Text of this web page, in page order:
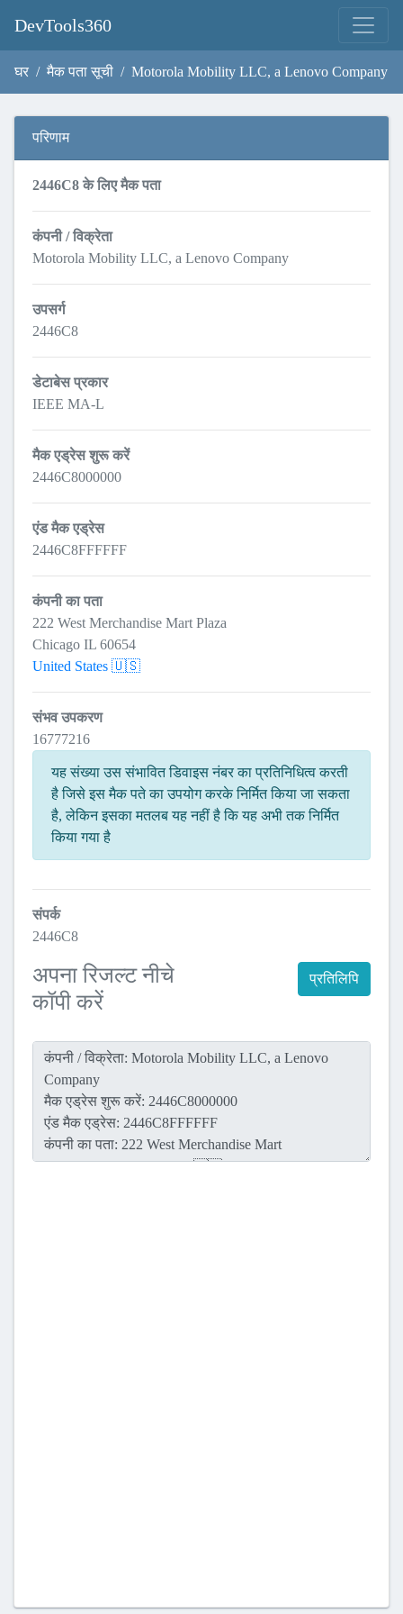
DevTools360
घर मैक पता सूची Motorola Mobility LLC, a Lenovo Company
परिणाम
2446C8 के लिए मैक पता
कंपनी / विक्रेता
Motorola Mobility LLC, a Lenovo Company
उपसर्ग
2446C8
डेटाबेस प्रकार
IEEE MA-L
मैक एड्रेस शुरू करें
2446C8000000
एंड मैक एड्रेस
2446C8FFFFFF
कंपनी का पता
222 West Merchandise Mart Plaza
Chicago IL 60654
United States 🇺🇸
संभव उपकरण
16777216
यह संख्या उस संभावित डिवाइस नंबर का प्रतिनिधित्व करती
है जिसे इस मैक पते का उपयोग करके निर्मित किया जा सकता
है, लेकिन इसका मतलब यह नहीं है कि यह अभी तक निर्मित
किया गया है
संपर्क
2446C8
अपना रिजल्ट नीचे
कॉपी करें
प्रतिलिपि